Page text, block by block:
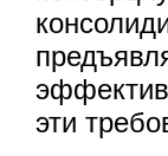
эти